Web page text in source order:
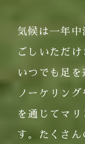
気候は一年
ごしいただ
いつでも足
ノーケリン
を通じてマ
す。たくさ